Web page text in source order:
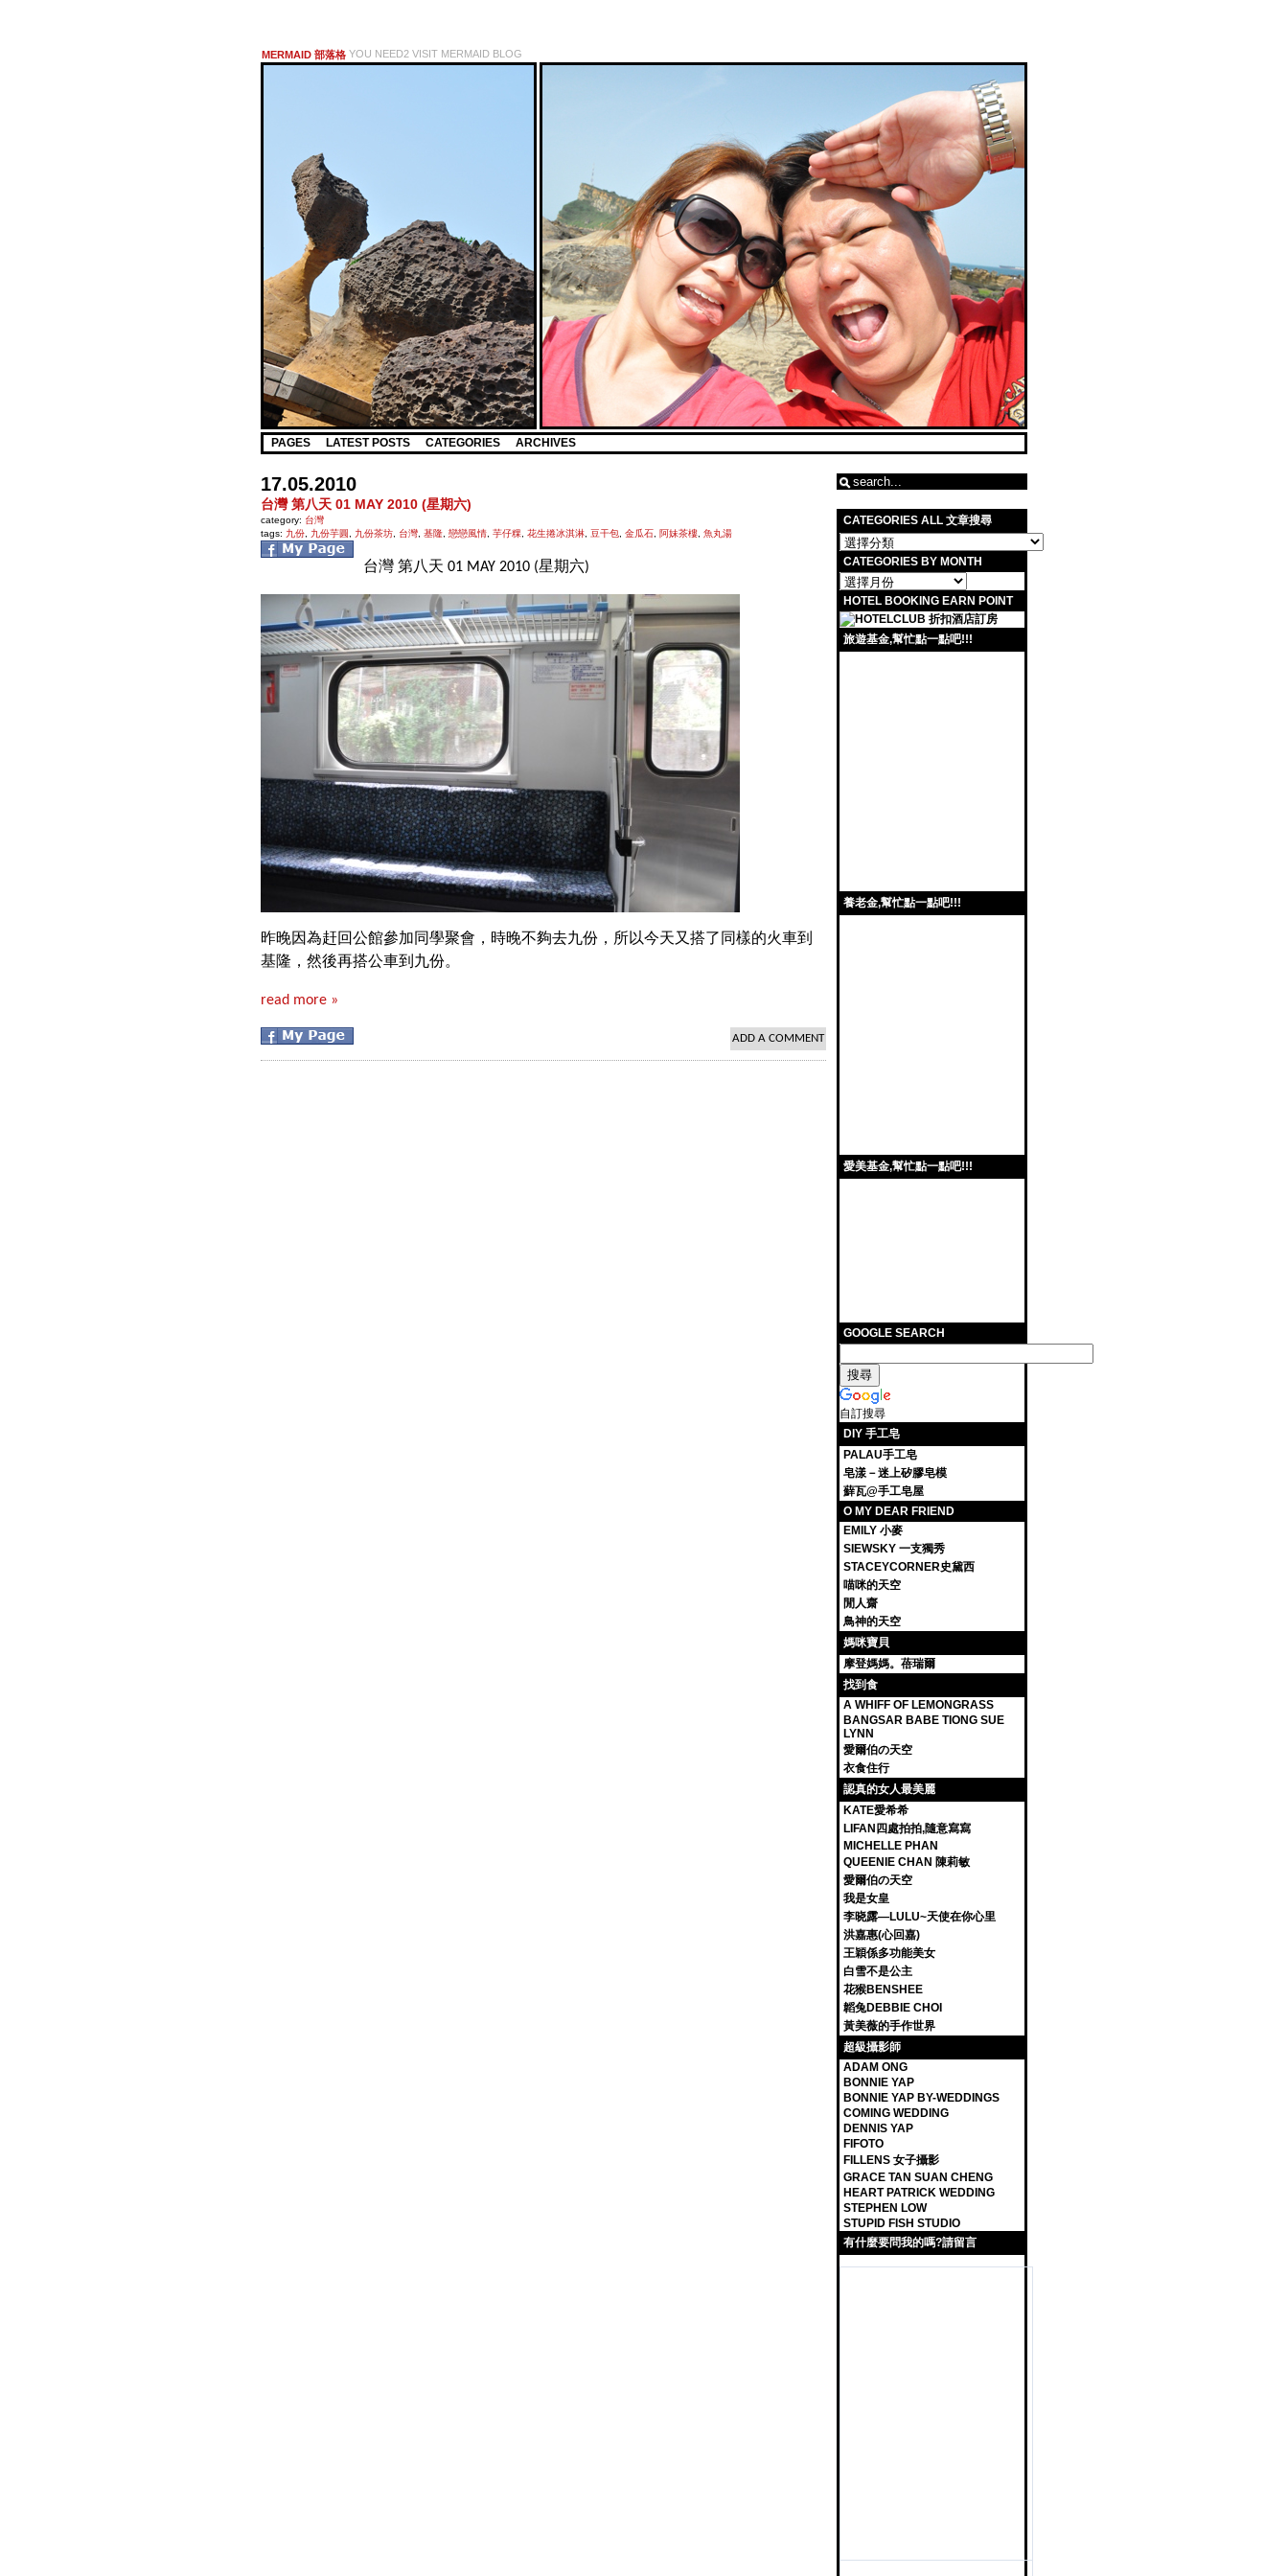
MERMAID 部落格 YOU NEED2 VISIT MERMAID BLOG
PAGES LATEST POSTS CATEGORIES ARCHIVES
17.05.2010
台灣 第八天 01 MAY 2010 (星期六)
category: 台灣
tags: 九份 九份芋圓 九份茶坊 台灣 基隆 戀戀風情 芋仔粿 花生捲冰淇淋 豆干包 金瓜石 阿妹茶樓 魚丸湯
台灣 第八天 01 MAY 2010 (星期六)
昨晚因為赶回公館參加同學聚會，時晚不夠去九份，所以今天又搭了同樣的火車到
基隆，然後再搭公車到九份。
read more »
ADD A COMMENT
CATEGORIES ALL 文章搜尋
CATEGORIES BY MONTH
HOTEL BOOKING EARN POINT
旅遊基金,幫忙點一點吧!!!
養老金,幫忙點一點吧!!!
愛美基金,幫忙點一點吧!!!
GOOGLE SEARCH
自訂搜尋
DIY 手工皂
PALAU手工皂
皂漾－迷上矽膠皂模
蘚瓦@手工皂屋
O MY DEAR FRIEND
EMILY 小麥
SIEWSKY 一支獨秀
STACEYCORNER史黛西
喵咪的天空
閒人齋
鳥神的天空
媽咪寶貝
摩登媽媽。蓓瑞爾
找到食
A WHIFF OF LEMONGRASS
BANGSAR BABE TIONG SUE
LYNN
愛爾伯の天空
衣食住行
認真的女人最美麗
KATE愛希希
LIFAN四處拍拍,隨意寫寫
MICHELLE PHAN
QUEENIE CHAN 陳莉敏
愛爾伯の天空
我是女皇
李晓露—LULU~天使在你心里
洪嘉惠(心回嘉)
王穎係多功能美女
白雪不是公主
花猴BENSHEE
韜兔DEBBIE CHOI
黃美薇的手作世界
超級攝影師
ADAM ONG
BONNIE YAP
BONNIE YAP BY-WEDDINGS
COMING WEDDING
DENNIS YAP
FIFOTO
FILLENS 女子攝影
GRACE TAN SUAN CHENG
HEART PATRICK WEDDING
STEPHEN LOW
STUPID FISH STUDIO
有什麼要問我的嗎?請留言